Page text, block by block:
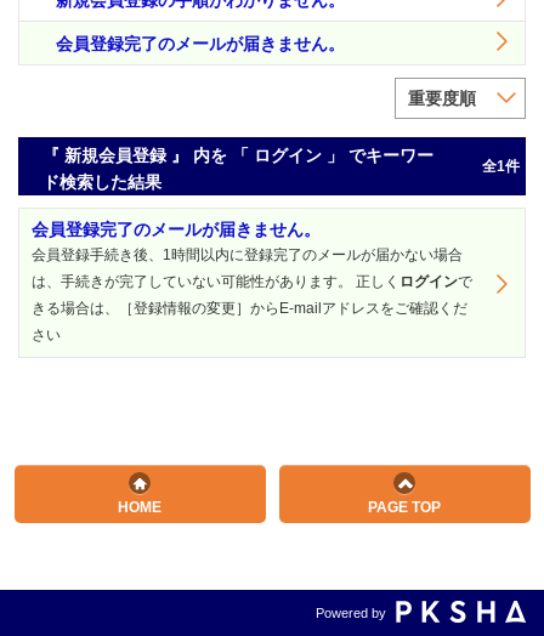
会員登録完了のメールが届きません。
重要度順
『 新規会員登録 』 内を 「 ログイン 」 でキーワー
ド検索した結果
全1件
会員登録完了のメールが届きません。
会員登録手続き後、1時間以内に登録完了のメールが届かない場合
は、手続きが完了していない可能性があります。 正しく ログインで
きる場合は、［登録情報の変更］からE-mailアドレスをご確認くだ
さい
ETS, PROPELL, TOEIC and TOEIC BRIDGE are registered
Powered by
HOME PAGE TOP